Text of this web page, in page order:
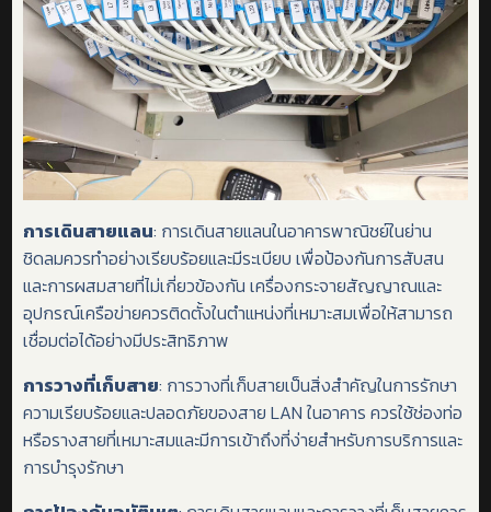
การเดินสายแลน: การเดินสายแลนในอาคารพาณิชย์ในย่าน
ชิดลมควรทำอย่างเรียบร้อยและมีระเบียบ เพื่อป้องกันการสับสน
และการผสมสายที่ไม่เกี่ยวข้องกัน เครื่องกระจายสัญญาณและ
อุปกรณ์เครือข่ายควรติดตั้งในตำแหน่งที่เหมาะสมเพื่อให้สามารถ
เชื่อมต่อได้อย่างมีประสิทธิภาพ
การวางที่เก็บสาย: การวางที่เก็บสายเป็นสิ่งสำคัญในการรักษา
ความเรียบร้อยและปลอดภัยของสาย LAN ในอาคาร ควรใช้ช่องท่อ
หรือรางสายที่เหมาะสมและมีการเข้าถึงที่ง่ายสำหรับการบริการและ
การบำรุงรักษา